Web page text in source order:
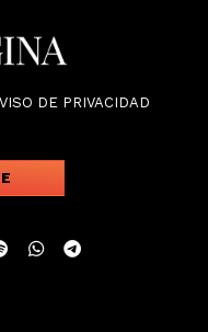
DE PRIVACIDAD